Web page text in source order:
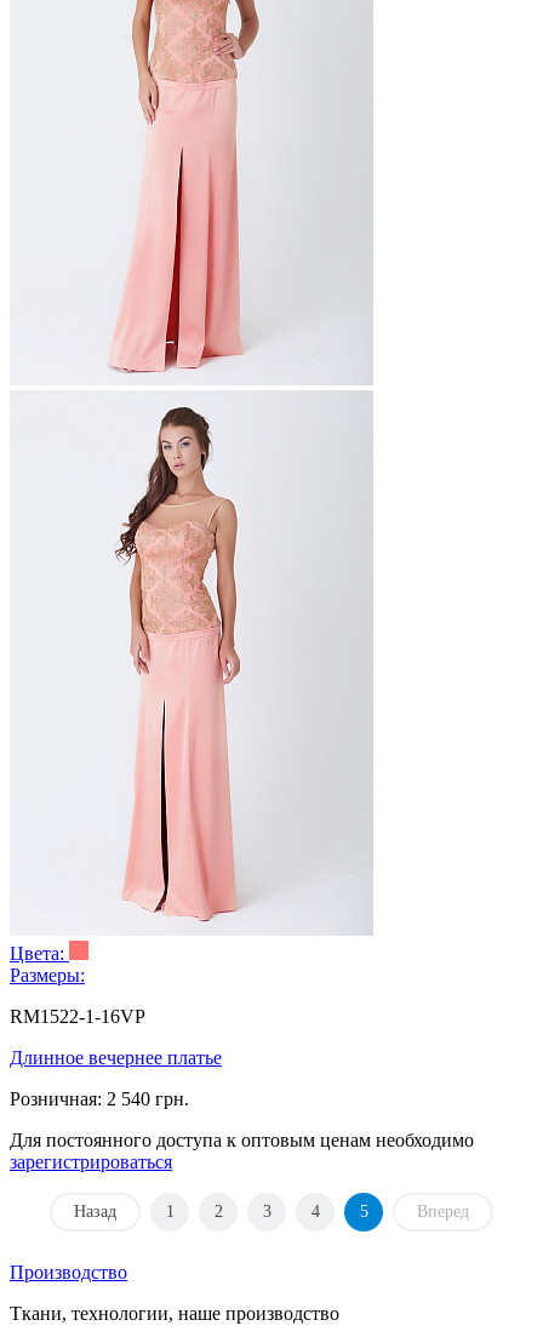
Цвета:
Размеры:
RM1522-1-16VP
Длинное вечернее платье
Розничная: 2 540 грн.
Для постоянного доступа к оптовым ценам необходимо
зарегистрироваться
Назад 1 2 3 4 5 Вперед
Производство
Ткани, технологии, наше производство